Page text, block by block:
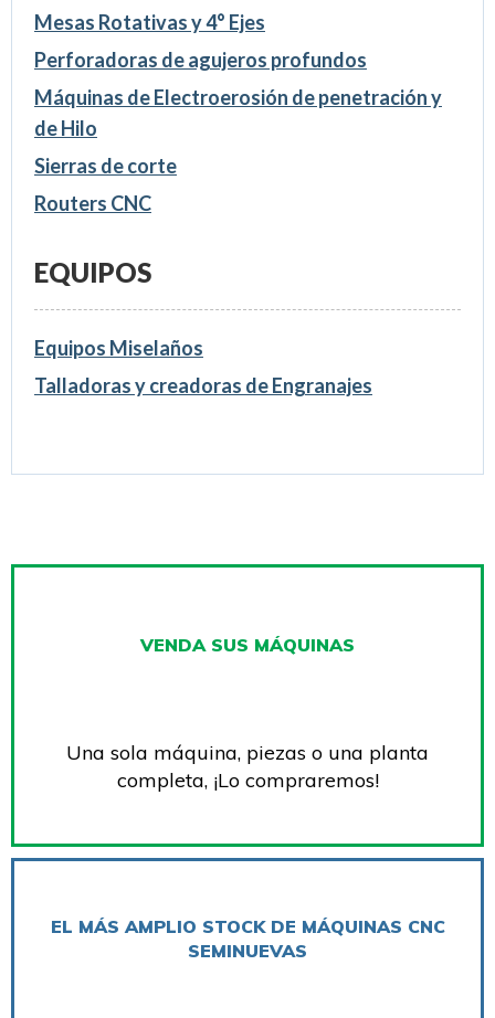
Mesas Rotativas y 4° Ejes
Perforadoras de agujeros profundos
Máquinas de Electroerosión de penetración y
de Hilo
Sierras de corte
Routers CNC
EQUIPOS
Equipos Miselaños
Talladoras y creadoras de Engranajes
VENDA SUS MÁQUINAS
Una sola máquina, piezas o una planta
completa, ¡Lo compraremos!
EL MÁS AMPLIO STOCK DE MÁQUINAS CNC
SEMINUEVAS